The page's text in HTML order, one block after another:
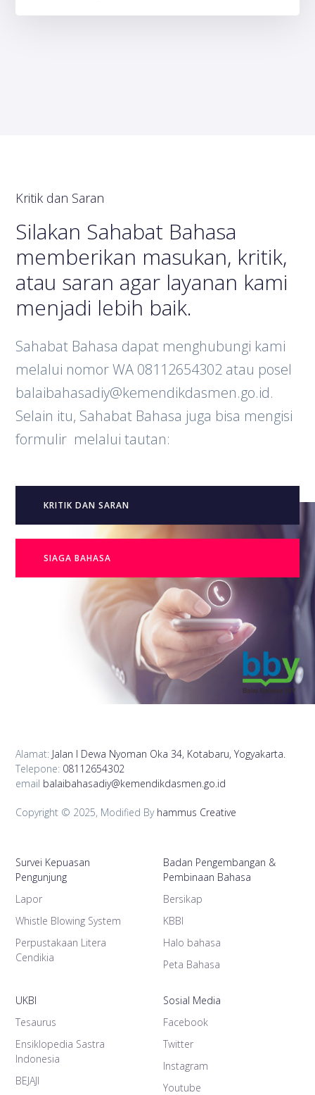
Kritik dan Saran
Silakan Sahabat Bahasa
memberikan masukan, kritik,
atau saran agar layanan kami
menjadi lebih baik.
Sahabat Bahasa dapat menghubungi kami
melalui nomor WA 08112654302 atau posel
balaibahasadiy@kemendikdasmen.go.id.
Selain itu, Sahabat Bahasa juga bisa mengisi
formulir melalui tautan:
KRITIK DAN SARAN
SIAGA BAHASA
Alamat: Jalan I Dewa Nyoman Oka 34, Kotabaru, Yogyakarta.
Telepone: 08112654302
email balaibahasadiy@kemendikdasmen.go.id
Copyright © 2025, Modified By hammus Creative
Survei Kepuasan
Pengunjung
Lapor
Whistle Blowing System
Perpustakaan Litera
Cendikia
Badan Pengembangan &
Pembinaan Bahasa
Bersikap
KBBI
Halo bahasa
Peta Bahasa
UKBI
Tesaurus
Ensiklopedia Sastra
Indonesia
BEJAJI
Sosial Media
Facebook
Twitter
Instagram
Youtube